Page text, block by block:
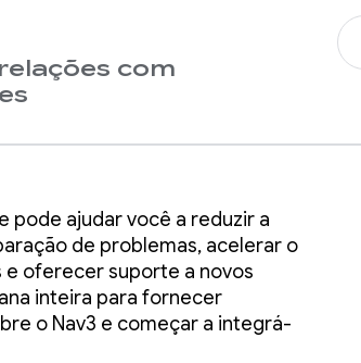
com
e pode ajudar você a reduzir a
de problemas, acelerar o
oferecer suporte a novos
inteira para fornecer
o Nav3 e começar a integrá-